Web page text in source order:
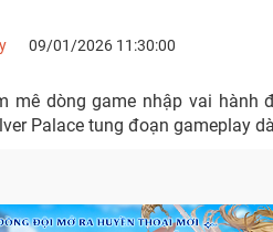
09/01/2026 11:30:00
mê dòng game nhập vai hành
Palace tung đoạn gameplay